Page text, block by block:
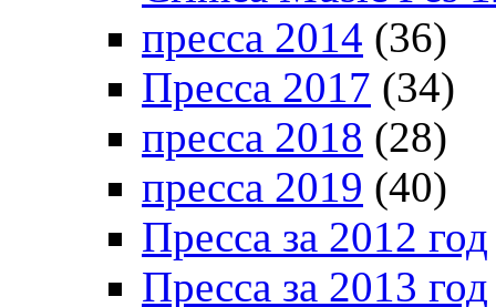
пресса 2014 (36)
Пресса 2017 (34)
пресса 2018 (28)
пресса 2019 (40)
Пресса за 2012 год
Пресса за 2013 год